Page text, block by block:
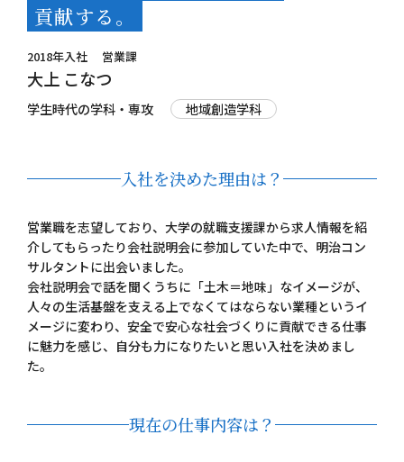
貢献する。
2018年入社 営業課
大上 こなつ
学生時代の学科・専攻 地域創造学科
入社を決めた理由は？
営業職を志望しており、大学の就職支援課から求人情報を紹
介してもらったり会社説明会に参加していた中で、明治コン
サルタントに出会いました。
会社説明会で話を聞くうちに「土木＝地味」なイメージが、
人々の生活基盤を支える上でなくてはならない業種というイ
メージに変わり、安全で安心な社会づくりに貢献できる仕事
に魅力を感じ、自分も力になりたいと思い入社を決めまし
た。
現在の仕事内容は？